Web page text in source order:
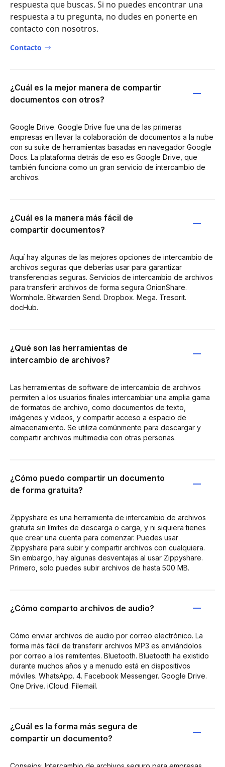
respuesta que buscas. Si no puedes encontrar una
respuesta a tu pregunta, no dudes en ponerte en
contacto con nosotros.
Contacto
¿Cuál es la mejor manera de compartir
documentos con otros?
Google Drive. Google Drive fue una de las primeras
empresas en llevar la colaboración de documentos a la nube
con su suite de herramientas basadas en navegador Google
Docs. La plataforma detrás de eso es Google Drive, que
también funciona como un gran servicio de intercambio de
archivos.
¿Cuál es la manera más fácil de
compartir documentos?
Aquí hay algunas de las mejores opciones de intercambio de
archivos seguras que deberías usar para garantizar
transferencias seguras. Servicios de intercambio de archivos
para transferir archivos de forma segura OnionShare.
Wormhole. Bitwarden Send. Dropbox. Mega. Tresorit.
docHub.
¿Qué son las herramientas de
intercambio de archivos?
Las herramientas de software de intercambio de archivos
permiten a los usuarios finales intercambiar una amplia gama
de formatos de archivo, como documentos de texto,
imágenes y videos, y compartir acceso a espacio de
almacenamiento. Se utiliza comúnmente para descargar y
compartir archivos multimedia con otras personas.
¿Cómo puedo compartir un documento
de forma gratuita?
Zippyshare es una herramienta de intercambio de archivos
gratuita sin límites de descarga o carga, y ni siquiera tienes
que crear una cuenta para comenzar. Puedes usar
Zippyshare para subir y compartir archivos con cualquiera.
Sin embargo, hay algunas desventajas al usar Zippyshare.
Primero, solo puedes subir archivos de hasta 500 MB.
¿Cómo comparto archivos de audio?
Cómo enviar archivos de audio por correo electrónico. La
forma más fácil de transferir archivos MP3 es enviándolos
por correo a los remitentes. Bluetooth. Bluetooth ha existido
durante muchos años y a menudo está en dispositivos
móviles. WhatsApp. 4. Facebook Messenger. Google Drive.
One Drive. iCloud. Filemail.
¿Cuál es la forma más segura de
compartir un documento?